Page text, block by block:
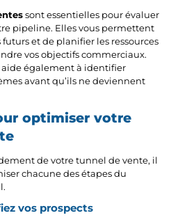
sont essentielles pour évaluer
pipeline. Elles vous permettent
et de planifier les ressources
vos objectifs commerciaux.
aide également à identifier
avant qu’ils ne deviennent
optimiser votre
de votre tunnel de vente, il
chacune des étapes du
vos prospects